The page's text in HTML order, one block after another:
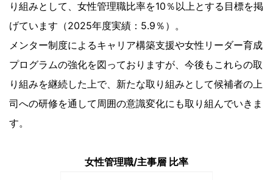
り組みとして、女性管理職比率を10％以上とする目標を掲
げています（2025年度実績：5.9％）。
メンター制度によるキャリア構築支援や女性リーダー育成
プログラムの強化を図っておりますが、今後もこれらの取
り組みを継続した上で、新たな取り組みとして候補者の上
司への研修を通して周囲の意識変化にも取り組んでいきま
す。
女性管理職/主事層 比率